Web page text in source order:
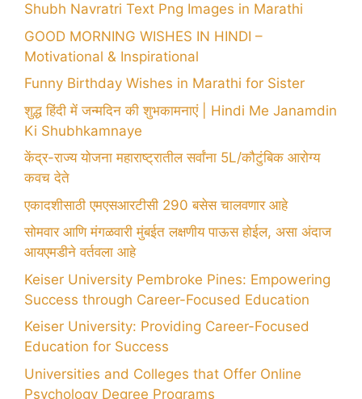
Shubh Navratri Text Png Images in Marathi
GOOD MORNING WISHES IN HINDI –
Motivational & Inspirational
Funny Birthday Wishes in Marathi for Sister
शुद्ध हिंदी में जन्मदिन की शुभकामनाएं | Hindi Me Janamdin
Ki Shubhkamnaye
केंद्र-राज्य योजना महाराष्ट्रातील सर्वांना 5L/कौटुंबिक आरोग्य
कवच देते
एकादशीसाठी एमएसआरटीसी 290 बसेस चालवणार आहे
सोमवार आणि मंगळवारी मुंबईत लक्षणीय पाऊस होईल, असा अंदाज
आयएमडीने वर्तवला आहे
Keiser University Pembroke Pines: Empowering
Success through Career-Focused Education
Keiser University: Providing Career-Focused
Education for Success
Universities and Colleges that Offer Online
Psychology Degree Programs